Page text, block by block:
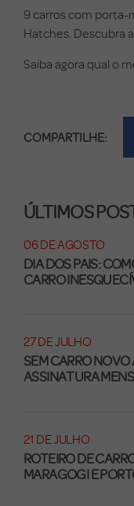
9 carros com porta-
Hatches. Descubra
Saiba agora qual o
COMPARTILHE:
ÚLTIMOS
06 DE AGOSTO
DIA DOS PAIS:
CARRO
27 DE JULHO
SEM CARRO
ASSINATURA
21 DE JULHO
ROTEIRO DE
MARAGOGI E